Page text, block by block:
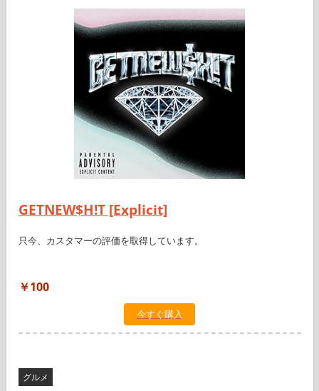
GETNEW$H!T [Explicit]
只今、カスタマーの評価を取得しています。
￥100
今すぐ購入
グルメ